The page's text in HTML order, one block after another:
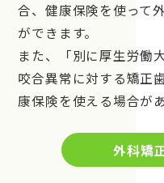
合、健康保険を使って
ができます。
また、「別に厚生労働
咬合異常に対する矯正
康保険を使える場合があ
外科矯